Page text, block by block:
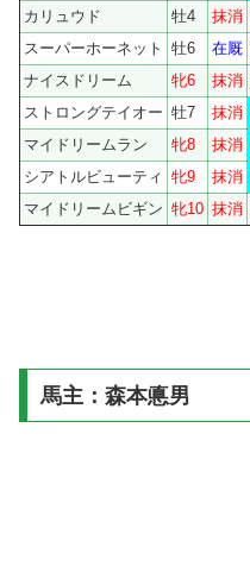
カリュウド
牡4 抹消
スーパーホーネット
牡6 在厩
ナイスドリーム
牝6 抹消
ストロングテイオー 牡7 抹消
マイドリームラン
牝8 抹消
シアトルビューティ 牝9 抹消
マイドリームビギン 牝10 抹消
馬主：森本悳男